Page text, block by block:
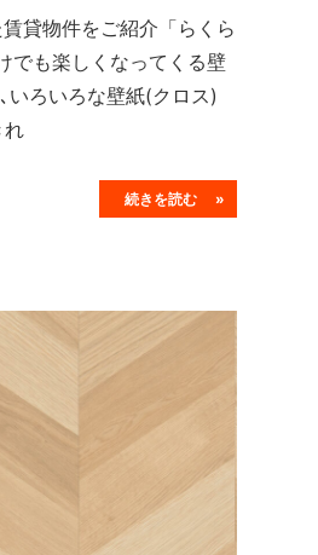
貸物件をご紹介「らくら
でも楽しくなってくる壁
いろいろな壁紙(クロス)
れ
続きを読む »